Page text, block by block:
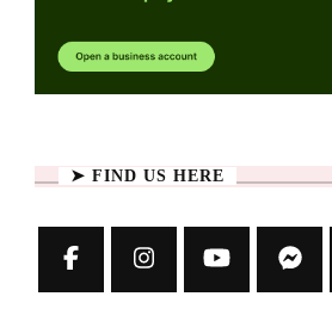
➤ FIND US HERE